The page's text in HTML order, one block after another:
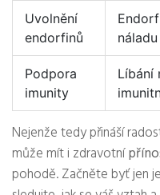
Uvolnění
endorfinů
Podpora
imunity
Líbání
Nejenže tedy přináší
může mít i zdravotní
pohodě. Začněte byť jen